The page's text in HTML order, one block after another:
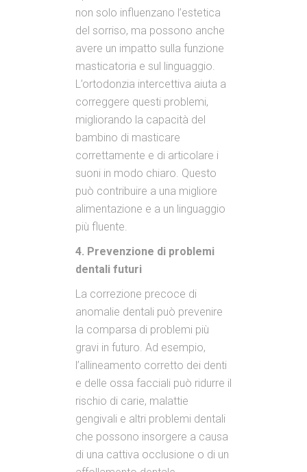
non solo influenzano l’estetica
del sorriso, ma possono anche
avere un impatto sulla funzione
masticatoria e sul linguaggio.
L’ortodonzia intercettiva aiuta a
correggere questi problemi,
migliorando la capacità del
bambino di masticare
correttamente e di articolare i
suoni in modo chiaro. Questo
può contribuire a una migliore
alimentazione e a un linguaggio
più fluente.
4. Prevenzione di problemi
dentali futuri
La correzione precoce di
anomalie dentali può prevenire
la comparsa di problemi più
gravi in futuro. Ad esempio,
l’allineamento corretto dei denti
e delle ossa facciali può ridurre il
rischio di carie, malattie
gengivali e altri problemi dentali
che possono insorgere a causa
di una cattiva occlusione o di un